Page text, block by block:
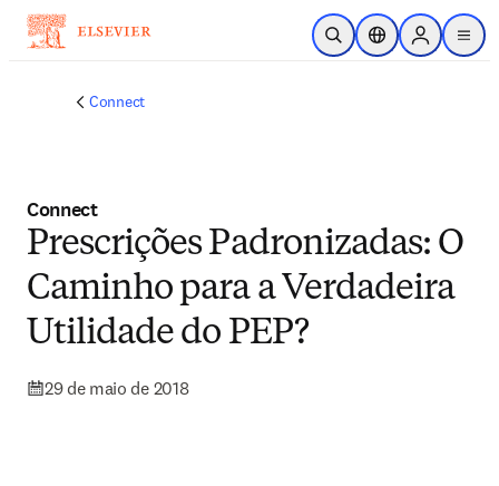
Ir para o conteúdo principal
Pesquisa aberta
Seletor deSign in to
menu
Connect
Connect
Prescrições Padronizadas: O
Caminho para a Verdadeira
Utilidade do PEP?
29 de maio de 2018